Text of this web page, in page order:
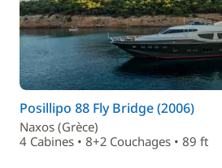
Posillipo 88 Fly Bridge (2006)
Naxos (Grèce)
4 Cabines • 8+2 Couchages • 89 ft